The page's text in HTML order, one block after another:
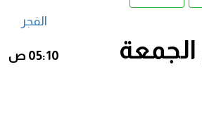
الجمعة
الفجر
05:10 ص